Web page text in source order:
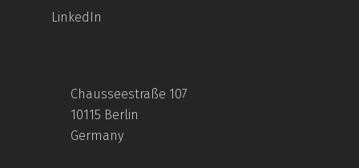
LinkedIn
Chausseestraße 107
10115 Berlin
Germany